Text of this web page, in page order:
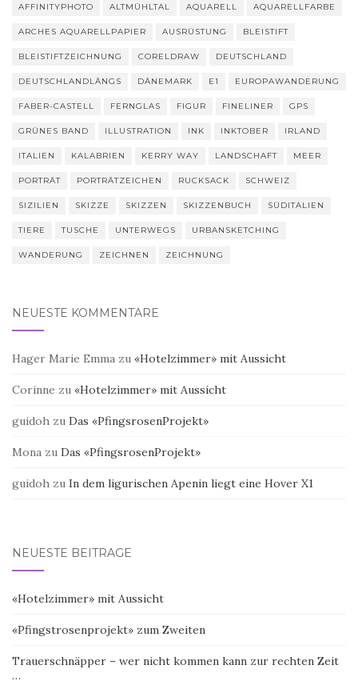
AFFINITYPHOTO ALTMÜHLTAL AQUARELL AQUARELLFARBE
ARCHES AQUARELLPAPIER AUSRÜSTUNG BLEISTIFT
BLEISTIFTZEICHNUNG CORELDRAW DEUTSCHLAND
DEUTSCHLANDLÄNGS DÄNEMARK E1 EUROPAWANDERUNG
FABER-CASTELL FERNGLAS FIGUR FINELINER GPS
GRÜNES BAND ILLUSTRATION INK INKTOBER IRLAND
ITALIEN KALABRIEN KERRY WAY LANDSCHAFT MEER
PORTRÄT PORTRÄTZEICHEN RUCKSACK SCHWEIZ
SIZILIEN SKIZZE SKIZZEN SKIZZENBUCH SÜDITALIEN
TIERE TUSCHE UNTERWEGS URBANSKETCHING
WANDERUNG ZEICHNEN ZEICHNUNG
NEUESTE KOMMENTARE
Hager Marie Emma zu «Hotelzimmer» mit Aussicht
Corinne zu «Hotelzimmer» mit Aussicht
guidoh zu Das «PfingsrosenProjekt»
Mona zu Das «PfingsrosenProjekt»
guidoh zu In dem ligurischen Apenin liegt eine Hover X1
NEUESTE BEITRÄGE
«Hotelzimmer» mit Aussicht
«Pfingstrosenprojekt» zum Zweiten
Trauerschnäpper – wer nicht kommen kann zur rechten Zeit
…